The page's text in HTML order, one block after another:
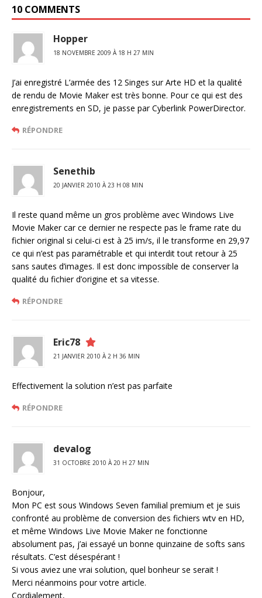
10 COMMENTS
Hopper
18 NOVEMBRE 2009 À 18 H 27 MIN
J’ai enregistré L’armée des 12 Singes sur Arte HD et la qualité
de rendu de Movie Maker est très bonne. Pour ce qui est des
enregistrements en SD, je passe par Cyberlink PowerDirector.
RÉPONDRE
Senethib
20 JANVIER 2010 À 23 H 08 MIN
Il reste quand même un gros problème avec Windows Live
Movie Maker car ce dernier ne respecte pas le frame rate du
fichier original si celui-ci est à 25 im/s, il le transforme en 29,97
ce qui n’est pas paramétrable et qui interdit tout retour à 25
sans sautes d’images. Il est donc impossible de conserver la
qualité du fichier d’origine et sa vitesse.
RÉPONDRE
Eric78
21 JANVIER 2010 À 2 H 36 MIN
Effectivement la solution n’est pas parfaite
RÉPONDRE
devalog
31 OCTOBRE 2010 À 20 H 27 MIN
Bonjour,
Mon PC est sous Windows Seven familial premium et je suis
confronté au problème de conversion des fichiers wtv en HD,
et même Windows Live Movie Maker ne fonctionne
absolument pas, j’ai essayé un bonne quinzaine de softs sans
résultats. C’est désespérant !
Si vous aviez une vrai solution, quel bonheur se serait !
Merci néanmoins pour votre article.
Cordialement,